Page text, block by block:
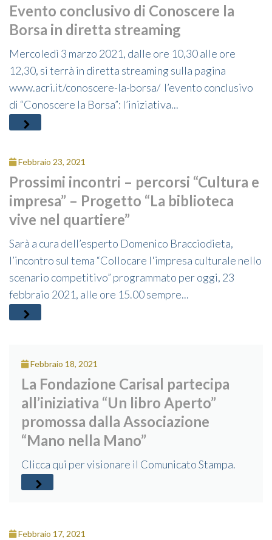
San Michele
Evento conclusivo di Conoscere la
Borsa in diretta streaming
Mercoledì 3 marzo 2021, dalle ore 10,30 alle ore
12,30, si terrà in diretta streaming sulla pagina
www.acri.it/conoscere-la-borsa/ l’evento conclusivo
di “Conoscere la Borsa”: l’iniziativa...
Febbraio 23, 2021
Prossimi incontri – percorsi “Cultura e
impresa” – Progetto “La biblioteca
vive nel quartiere”
Sarà a cura dell’esperto Domenico Bracciodieta,
l’incontro sul tema “Collocare l'impresa culturale nello
scenario competitivo” programmato per oggi, 23
febbraio 2021, alle ore 15.00 sempre...
Febbraio 18, 2021
La Fondazione Carisal partecipa
all’iniziativa “Un libro Aperto”
promossa dalla Associazione
“Mano nella Mano”
Clicca qui per visionare il Comunicato Stampa.
Febbraio 17, 2021